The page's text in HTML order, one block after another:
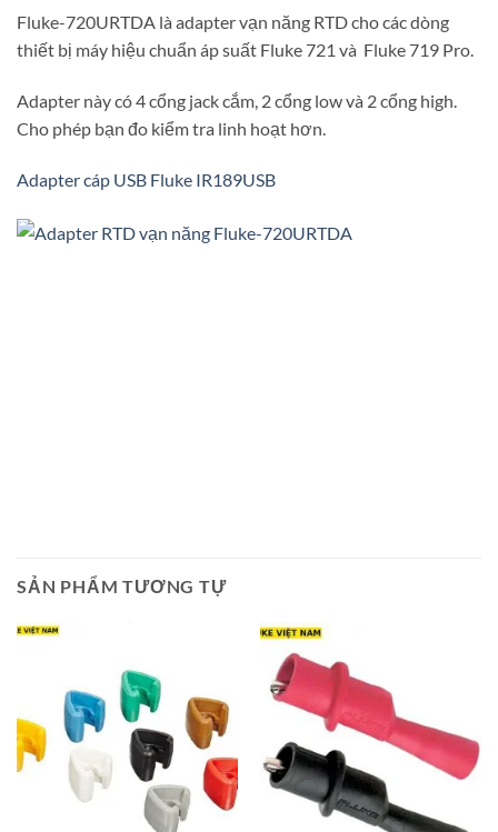
Fluke-720URTDA là adapter vạn năng RTD cho các dòng
thiết bị máy hiệu chuẩn áp suất Fluke 721 và Fluke 719 Pro.
Adapter này có 4 cổng jack cắm, 2 cổng low và 2 cổng high.
Cho phép bạn đo kiểm tra linh hoạt hơn.
Adapter cáp USB Fluke IR189USB
SẢN PHẨM TƯƠNG TỰ